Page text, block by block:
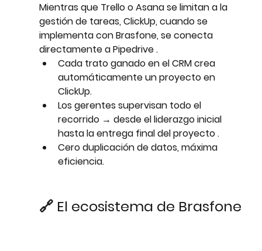
Mientras que Trello o Asana se limitan a la
gestión de tareas, ClickUp, cuando se
implementa con Brasfone, se conecta
directamente a Pipedrive .
Cada trato ganado en el CRM crea
automáticamente un proyecto en
ClickUp.
Los gerentes supervisan todo el
recorrido → desde el liderazgo inicial
hasta la entrega final del proyecto .
Cero duplicación de datos, máxima
eficiencia.
🔗 El ecosistema de Brasfone